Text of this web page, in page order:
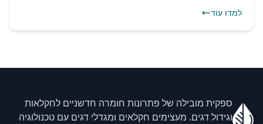
למדו עוד
ספקית מובילה של פתרונות חומרה חדשניים לחקלאות
וגידול דגים. מעצימים חקלאים ומגדלי דגים עם טכנולוגיה